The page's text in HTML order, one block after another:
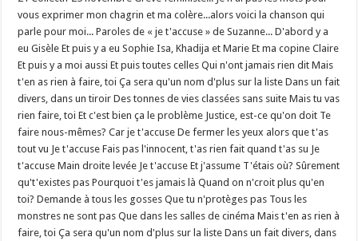
vous exprimer mon chagrin et ma colère...alors voici la chanson qui
parle pour moi... Paroles de « je t'accuse » de Suzanne... D'abord y a
eu Gisèle Et puis y a eu Sophie Isa, Khadija et Marie Et ma copine Claire
Et puis y a moi aussi Et puis toutes celles Qui n'ont jamais rien dit Mais
t'en as rien à faire, toi Ça sera qu'un nom d'plus sur la liste Dans un fait
divers, dans un tiroir Des tonnes de vies classées sans suite Mais tu vas
rien faire, toi Et c'est bien ça le problème Justice, est-ce qu'on doit Te
faire nous-mêmes? Car je t'accuse De fermer les yeux alors que t'as
tout vu Je t'accuse Fais pas l'innocent, t'as rien fait quand t'as su Je
t'accuse Main droite levée Je t'accuse Et j'assume T'étais où? Sûrement
qu't'existes pas Pourquoi t'es jamais là Quand on n'croit plus qu'en
toi? Demande à tous les gosses Que tu n'protèges pas Tous les
monstres ne sont pas Que dans les salles de cinéma Mais t'en as rien à
faire, toi Ça sera qu'un nom d'plus sur la liste Dans un fait divers, dans